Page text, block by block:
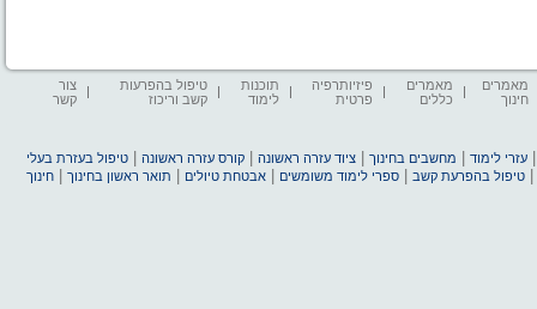
מאמרים
חינוך
מאמרים
כללים
פיזיותרפיה
פרטית
תוכנות
לימוד
טיפול בהפרעות
קשב וריכוז
צור
קשר
עזרי לימוד מחשבים בחינוך |ציוד עזרה ראשונה |קורס עזרה ראשונה |טיפול בעזרת בעלי
|טיפול בהפרעת קשב |ספרי לימוד משומשים |אבטחת טיולים תואר ראשון בחינוך |חינוך